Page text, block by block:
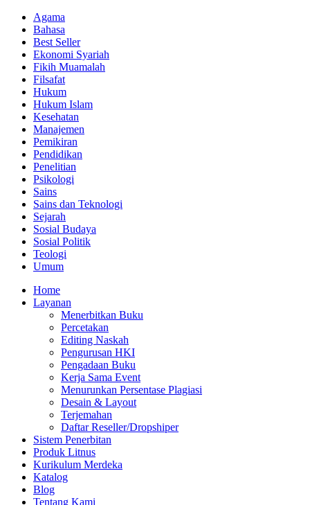
Agama
Bahasa
Best Seller
Ekonomi Syariah
Fikih Muamalah
Filsafat
Hukum
Hukum Islam
Kesehatan
Manajemen
Pemikiran
Pendidikan
Penelitian
Psikologi
Sains
Sains dan Teknologi
Sejarah
Sosial Budaya
Sosial Politik
Teologi
Umum
Home
Layanan
Menerbitkan Buku
Percetakan
Editing Naskah
Pengurusan HKI
Pengadaan Buku
Kerja Sama Event
Menurunkan Persentase Plagiasi
Desain & Layout
Terjemahan
Daftar Reseller/Dropshiper
Sistem Penerbitan
Produk Litnus
Kurikulum Merdeka
Katalog
Blog
Tentang Kami